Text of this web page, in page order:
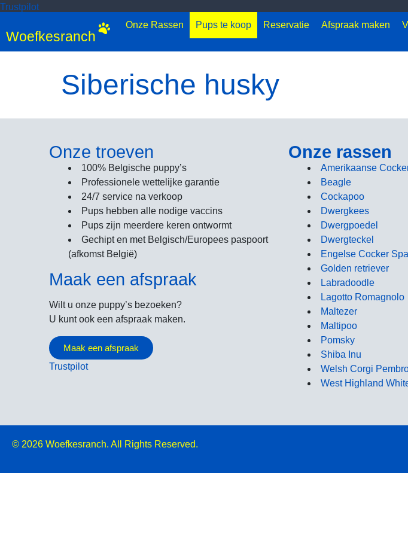
Trustpilot
Woefkesranch
Onze Rassen Pups te koop Reservatie Afspraak maken
Siberische husky
Onze troeven
100% Belgische puppy’s
Professionele wettelijke garantie
24/7 service na verkoop
Pups hebben alle nodige vaccins
Pups zijn meerdere keren ontwormt
Gechipt en met Belgisch/Europees paspoort
(afkomst België)
Maak een afspraak
Wilt u onze puppy’s bezoeken?
U kunt ook een afspraak maken.
Maak een afspraak
Trustpilot
Onze rassen
Amerikaanse
Beagle
Cockapoo
Dwergkees
Dwergpoedel
Dwergteckel
Engelse Cocker
Golden retriever
Labradoodle
Lagotto Romagnolo
Maltezer
Maltipoo
Pomsky
Shiba Inu
Welsh Corgi
West Highland
© 2026 Woefkesranch. All Rights Reserved.